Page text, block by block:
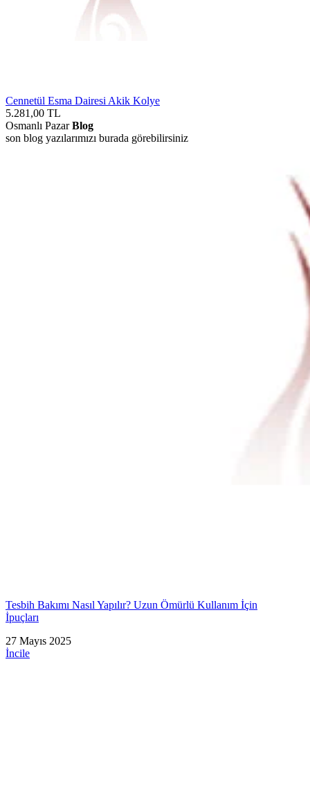
Cennetül Esma Dairesi Akik Kolye
5.281,00 TL
Osmanlı PazarBlog
son blog yazılarımızı burada görebilirsiniz
Tesbih Bakımı Nasıl Yapılır? Uzun Ömürlü Kullanım İçin
İpuçları
27 Mayıs 2025
İncile